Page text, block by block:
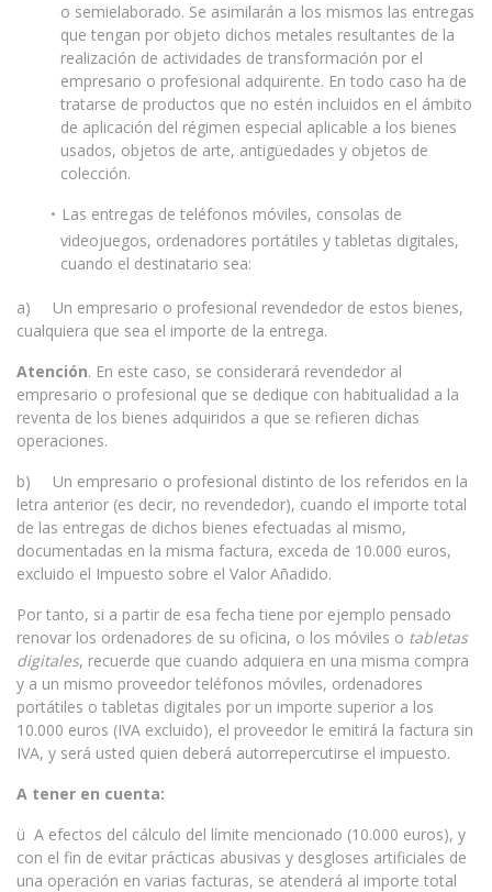
o semielaborado. Se asimilarán a los mismos las entregas
que tengan por objeto dichos metales resultantes de la
realización de actividades de transformación por el
empresario o profesional adquirente. En todo caso ha de
tratarse de productos que no estén incluidos en el ámbito
de aplicación del régimen especial aplicable a los bienes
usados, objetos de arte, antigüedades y objetos de
colección.
Las entregas de teléfonos móviles, consolas de
videojuegos, ordenadores portátiles y tabletas digitales,
cuando el destinatario sea:
a) Un empresario o profesional revendedor de estos bienes,
cualquiera que sea el importe de la entrega.
Atención. En este caso, se considerará revendedor al
empresario o profesional que se dedique con habitualidad a la
reventa de los bienes adquiridos a que se refieren dichas
operaciones.
b) Un empresario o profesional distinto de los referidos en la
letra anterior (es decir, no revendedor), cuando el importe total
de las entregas de dichos bienes efectuadas al mismo,
documentadas en la misma factura, exceda de 10.000 euros,
excluido el Impuesto sobre el Valor Añadido.
Por tanto, si a partir de esa fecha tiene por ejemplo pensado
renovar los ordenadores de su oficina, o los móviles o tabletas
digitales, recuerde que cuando adquiera en una misma compra
y a un mismo proveedor teléfonos móviles, ordenadores
portátiles o tabletas digitales por un importe superior a los
10.000 euros (IVA excluido), el proveedor le emitirá la factura sin
IVA, y será usted quien deberá autorrepercutirse el impuesto.
A tener en cuenta:
ü A efectos del cálculo del límite mencionado (10.000 euros), y
con el fin de evitar prácticas abusivas y desgloses artificiales de
una operación en varias facturas, se atenderá al importe total